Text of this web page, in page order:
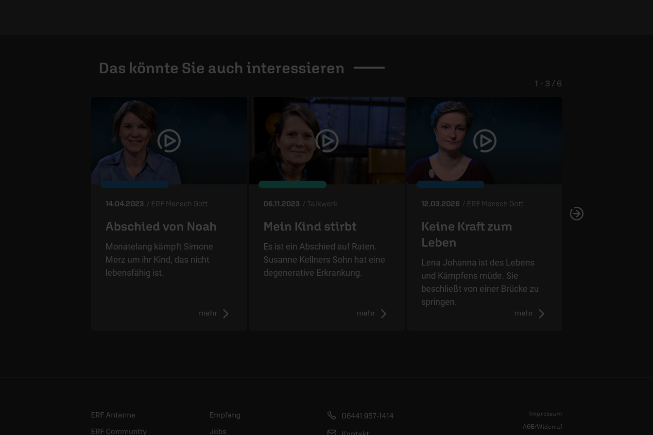
Das könnte Sie auch interessieren
14.04.2023 / ERF Mensch Gott
Abschied von Noah
Monatelang kämpft Simone
Merz um ihr Kind, das nicht
lebensfähig ist.
mehr
06.11.2023 / Talkwerk
Mein Kind stirbt
Es ist ein Abschied auf Raten.
Susanne Kellners Sohn hat eine
degenerative Erkrankung.
mehr
12.03.2026 / ERF Mensch Gott
Keine Kraft zum
Leben
Lena Johanna ist des Lebens
und Kämpfens müde. Sie
beschließt von einer Brücke zu
springen.
mehr
1 - 3 / 6
ERF Antenne
ERF Community
Empfang
Jobs
06441 957-1414
Impressum
AGB/Widerruf